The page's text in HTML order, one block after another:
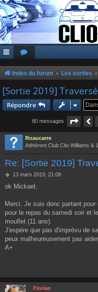
Index du forum Les sorties
[Sortie 2019]
Répondre
80 messages Page
Roaucarre
Adhérent Club Clio Williams &
Re: [Sortie 2019]
M
s
a
g
13 mars 2019, 21:08
ok Mickael,
Merci. Je suis donc partant
pour le repas du samedi soir et
mouflet (11 ans).
J'espère que pas d'imprévu de
peux malheureusement pas
A+
Florian